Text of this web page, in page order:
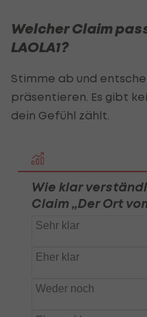
Welcher Claim
LAOLA1?
Stimme ab und
präsentieren. Es gibt
dein Gefühl zählt.